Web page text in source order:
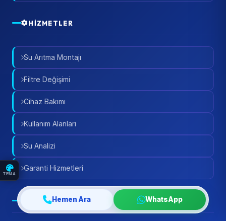
TEMA
HIZMETLER
Su Arıtma Montajı
Filtre Değişimi
Cihaz Bakımı
Kullanım Alanları
Su Analizi
Garanti Hizmetleri
İLETIŞIMHemen Ara WhatsApp